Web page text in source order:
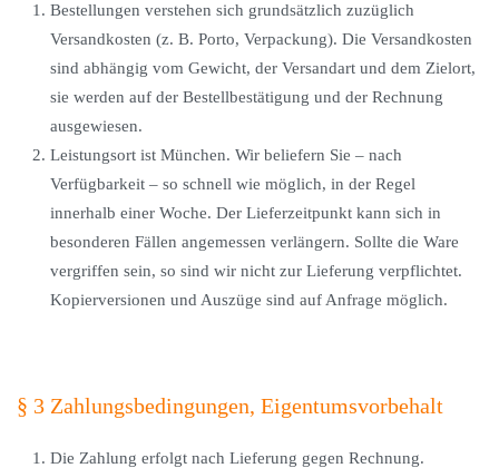
Bestellungen verstehen sich grundsätzlich zuzüglich
Versandkosten (z. B. Porto, Verpackung). Die Versandkosten
sind abhängig vom Gewicht, der Versandart und dem Zielort,
sie werden auf der Bestellbestätigung und der Rechnung
ausgewiesen.
Leistungsort ist München. Wir beliefern Sie – nach
Verfügbarkeit – so schnell wie möglich, in der Regel
innerhalb einer Woche. Der Lieferzeitpunkt kann sich in
besonderen Fällen angemessen verlängern. Sollte die Ware
vergriffen sein, so sind wir nicht zur Lieferung verpflichtet.
Kopierversionen und Auszüge sind auf Anfrage möglich.
§ 3 Zahlungsbedingungen, Eigentumsvorbehalt
Die Zahlung erfolgt nach Lieferung gegen Rechnung.